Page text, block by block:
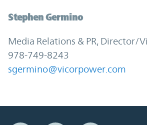
Stephen Germino
Media Relations & PR, Director/
978-749-8243
sgermino@vicorpower.com